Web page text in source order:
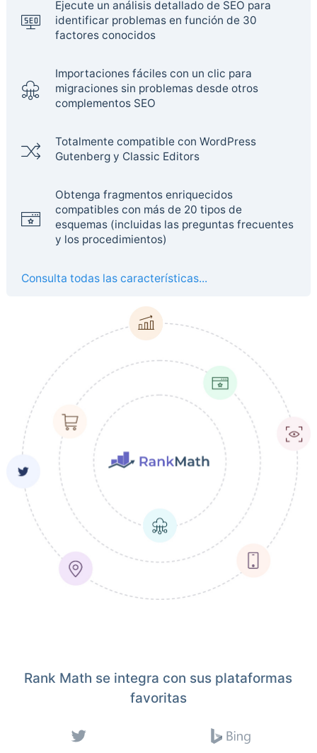
Ejecute un análisis detallado de SEO para
identificar problemas en función de 30
factores conocidos
Importaciones fáciles con un clic para
migraciones sin problemas desde otros
complementos SEO
Totalmente compatible con WordPress
Gutenberg y Classic Editors
Obtenga fragmentos enriquecidos
compatibles con más de 20 tipos de
esquemas (incluidas las preguntas frecuentes
y los procedimientos)
Consulta todas las características...
Rank Math se integra con sus plataformas
favoritas